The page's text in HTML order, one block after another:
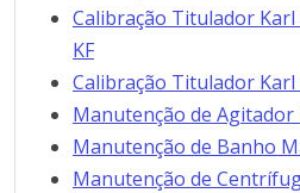
Calibração Titulador
KF
Calibração Titulador Karl
Manutenção de
Manutenção de Banho
Manutenção de